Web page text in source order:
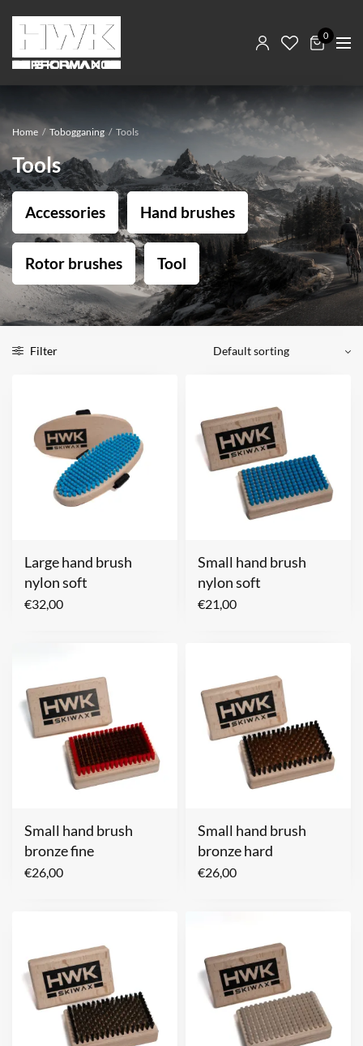
0
Home / Tobogganing / Tools
Tools
Accessories Hand brushes
Rotor brushes Tool
Filter
Large hand brush
nylon soft
€32,00
Small hand brush
nylon soft
€21,00
Small hand brush
bronze fine
€26,00
Small hand brush
bronze hard
€26,00